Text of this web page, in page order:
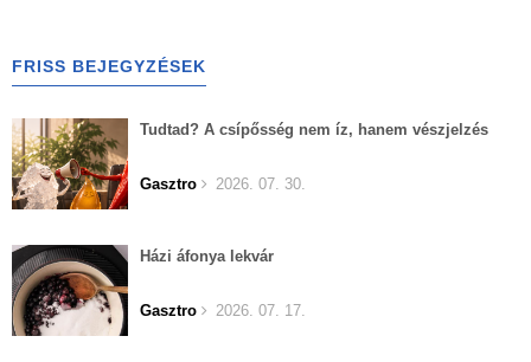
FRISS BEJEGYZÉSEK
Tudtad? A csípősség nem íz, hanem vészjelzés
Gasztro 2026. 07. 30.
Házi áfonya lekvár
Gasztro 2026. 07. 17.